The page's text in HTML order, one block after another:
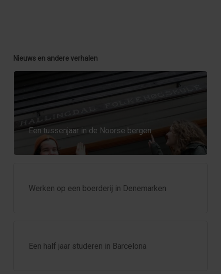
Nieuws en andere verhalen
Een tussenjaar in de Noorse bergen
Werken op een boerderij in Denemarken
Een half jaar studeren in Barcelona